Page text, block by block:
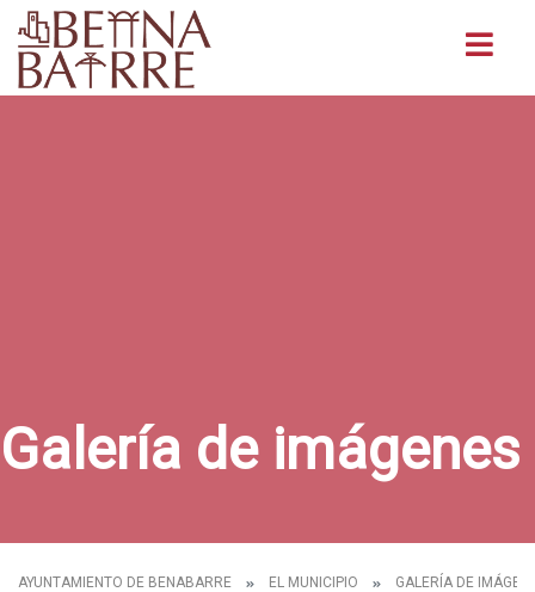
Galería de imágenes
AYUNTAMIENTO DE BENABARRE EL MUNICIPIO GALERÍA DE